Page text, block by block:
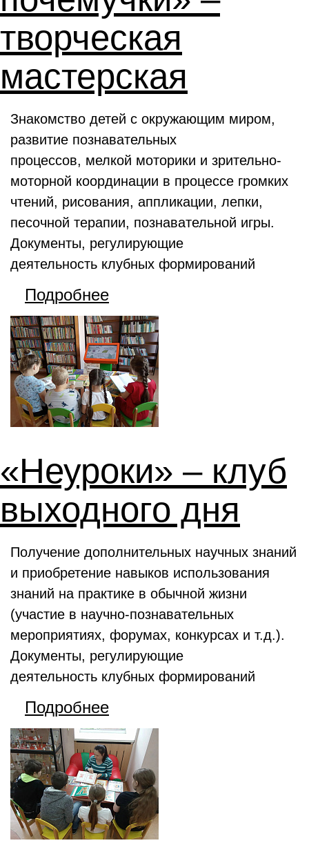
творческая
мастерская
Знакомство детей с окружающим миром,
развитие познавательных
процессов, мелкой моторики и зрительно-
моторной координации в процессе громких
чтений, рисования, аппликации, лепки,
песочной терапии, познавательной игры.
Документы, регулирующие
деятельность клубных формирований
Подробнее
«Неуроки» – клуб
выходного дня
Получение дополнительных научных знаний
и приобретение навыков использования
знаний на практике в обычной жизни
(участие в научно-познавательных
мероприятиях, форумах, конкурсах и т.д.).
Документы, регулирующие
деятельность клубных формирований
Подробнее